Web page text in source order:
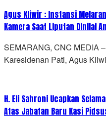
Agus Kliwir : Instansi
Kamera Saat Liputan Dinilai
SEMARANG, CNC MEDIA
Karesidenan Pati, Agus
H. Eli Sahroni Ucapkan
Atas Jabatan Baru Kasi